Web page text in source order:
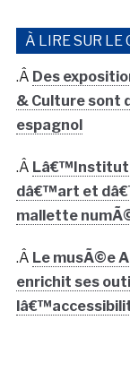
À LIRE SUR LE
.Â Des
& Culture sont
espagnol
.Â Lâ€™Institut
dâ€™art et
mallette
.Â Le musÃ©e
enrichit ses